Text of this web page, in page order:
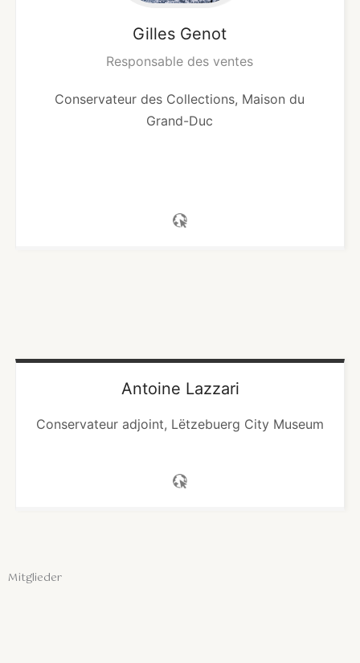
Gilles Genot
Responsable des ventes
Conservateur des Collections, Maison du
Grand-Duc
Antoine Lazzari
Conservateur adjoint, Lëtzebuerg City Museum
Mitglieder